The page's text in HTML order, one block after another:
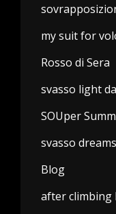
my suit for
Rosso di Sera
svasso light
SOUper
svasso
Blog
after climbing